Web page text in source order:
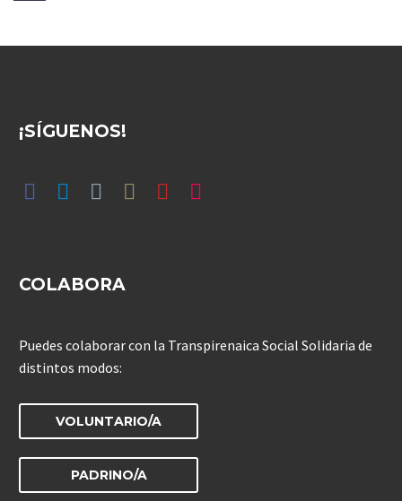
¡SÍGUENOS!
COLABORA
Puedes colaborar con la Transpirenaica Social Solidaria de
distintos modos:
VOLUNTARIO/A
PADRINO/A